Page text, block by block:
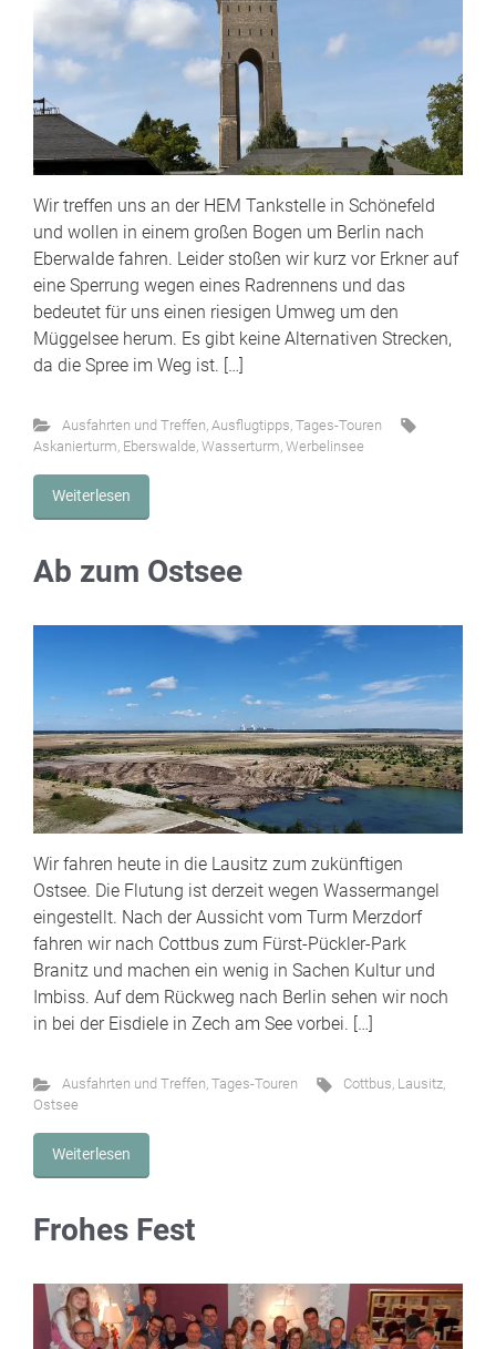
Wir treffen uns an der HEM Tankstelle in Schönefeld
und wollen in einem großen Bogen um Berlin nach
Eberwalde fahren. Leider stoßen wir kurz vor Erkner auf
eine Sperrung wegen eines Radrennens und das
bedeutet für uns einen riesigen Umweg um den
Müggelsee herum. Es gibt keine Alternativen Strecken,
da die Spree im Weg ist. […]
Ausfahrten und Treffen Ausflugtipps Tages-Touren
Askanierturm Eberswalde Wasserturm Werbelinsee
Weiterlesen
Ab zum Ostsee
Wir fahren heute in die Lausitz zum zukünftigen
Ostsee. Die Flutung ist derzeit wegen Wassermangel
eingestellt. Nach der Aussicht vom Turm Merzdorf
fahren wir nach Cottbus zum Fürst-Pückler-Park
Branitz und machen ein wenig in Sachen Kultur und
Imbiss. Auf dem Rückweg nach Berlin sehen wir noch
in bei der Eisdiele in Zech am See vorbei. […]
Ausfahrten und Treffen Tages-Touren Cottbus Lausitz
Ostsee
Weiterlesen
Frohes Fest